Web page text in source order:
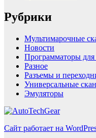
Рубрики
Мультимарочные
Новости
Программаторы для
Разное
Разъемы и
Универсальные
Эмуляторы
Сайт работает на